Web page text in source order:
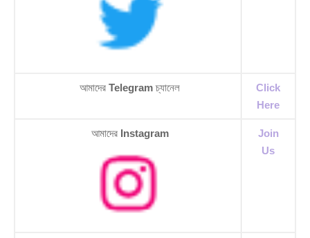
আমাদের Telegramচ্যানেল
Click
Here
আমাদের Instagram
Join
Us